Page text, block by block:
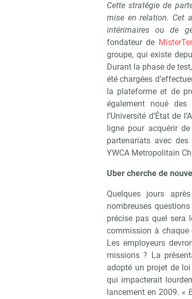
Cette stratégie de
mise en relation. Cet
intérimaires ou de
fondateur de
groupe, qui existe
Durant la phase de
été chargées
la plateforme et de
également noué
l’Université d’État de
ligne pour acquérir
partenariats avec
YWCA Metropolitain
Uber cherche de
Quelques jours
nombreuses
précise pas quel sera
commission à chaque
Les employeurs
missions ? La
adopté un projet de
qui impacterait
lancement en 2009. «